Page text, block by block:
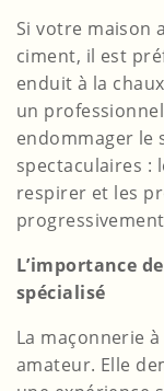
Si votre maison
ciment, il est
enduit à la
un
endommager le
spectaculaires :
respirer et les
L’importance
spécialisé
La maçonnerie
amateur. Elle